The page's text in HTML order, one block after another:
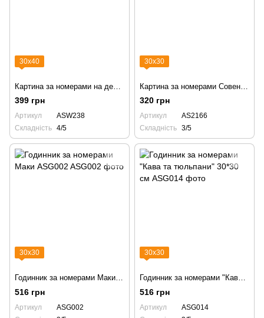
30х40
399 грн
Артикул
ASW238
Складність 4/5
30х30
320 грн
Артикул
AS2166
Складність 3/5
30х30
Годинник за номерами Маки ASG002
516 грн
Артикул
ASG002
30х30
Годинник за номерами "Кава та тюльпани" 30*30 см
516 грн
Артикул
ASG014